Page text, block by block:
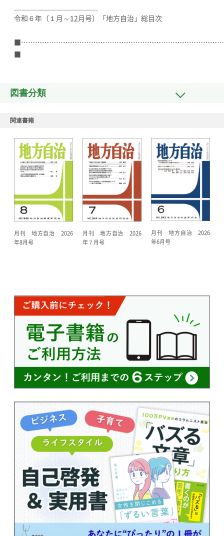
令和６年（１月～12月号）「地方自治」総目次
■……………………………………………………………………………
■
図書分類
関連書籍
月刊 地方自治 2026
年8月号
月刊 地方自治 2026
年７月号
月刊 地方自治 2026
年6月号